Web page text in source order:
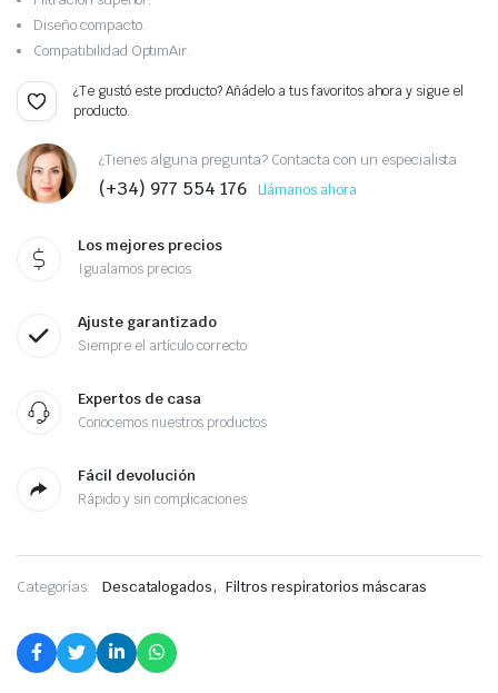
Diseño compacto.
Compatibilidad OptimAir.
¿Te gustó este producto? Añádelo a tus favoritos ahora y sigue el
producto.
¿Tienes alguna pregunta? Contacta con un especialista
(+34) 977 554 176 Llámanos ahora
Los mejores precios
Igualamos precios
Ajuste garantizado
Siempre el artículo correcto
Expertos de casa
Conocemos nuestros productos
Fácil devolución
Rápido y sin complicaciones
Categorías: Descatalogados, Filtros respiratorios máscaras